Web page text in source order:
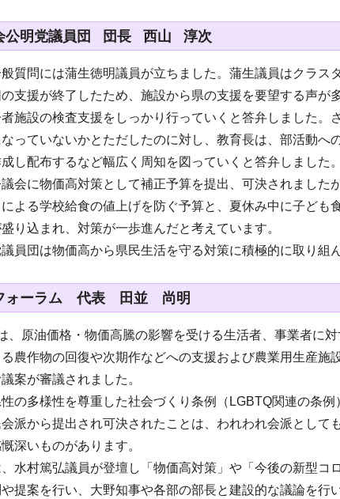
公明党議員団 団長 西山 淳次
質問には蒲生徳明議員が立ちました。蒲生議員はクラス
支援が終了したため、施設から県の支援を要望する声が
施設の検査支援をしっかり行っていくと答弁しました。
っていないかとただしたのに対し、教育長は、部活動へ
し配布するなど幅広く周知を図っていくと答弁しました。
会に物価高対策として補正予算を提出、可決されました
よる学校給食の値上げを防ぐ予算と、夏休み中に子ども
り込まれ、対策が一歩進んだと考えています。
員団は物価高から県民生活を守る対策に積極的に取り組
ォーラム 代表 田並 尚明
、原油価格・物価高騰の影響を受ける生活者、事業者に
る農作物の回復や次期作などへの支援および農業用生産施
案が審議されました。
の多様性を尊重した社会づくり条例（LGBTQ関連の条
派から提出され可決されたことは、われわれ会派として
深いものがあります。
水村篤弘議員が登壇し「物価高対策」や「今後の新型コ
提案を行い、大野知事や各部の部長と建設的な議論を行